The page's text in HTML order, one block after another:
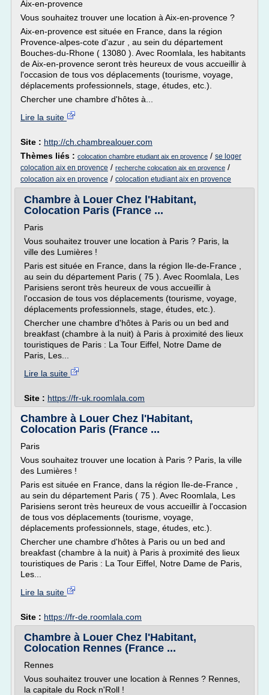
Aix-en-provence
Vous souhaitez trouver une location à Aix-en-provence ?
Aix-en-provence est située en France, dans la région
Provence-alpes-cote d'azur , au sein du département
Bouches-du-Rhone ( 13080 ). Avec Roomlala, les habitants
de Aix-en-provence seront très heureux de vous accueillir à
l'occasion de tous vos déplacements (tourisme, voyage,
déplacements professionnels, stage, études, etc.).
Chercher une chambre d'hôtes à...
Lire la suite
Site : http://ch.chambrealouer.com
Thèmes liés : colocation chambre etudiant aix en provence / se loger
colocation aix en provence / recherche colocation aix en provence /
colocation aix en provence / colocation etudiant aix en provence
Chambre à Louer Chez l'Habitant,
Colocation Paris (France ...
Paris
Vous souhaitez trouver une location à Paris ? Paris, la
ville des Lumières !
Paris est située en France, dans la région Ile-de-France ,
au sein du département Paris ( 75 ). Avec Roomlala, Les
Parisiens seront très heureux de vous accueillir à
l'occasion de tous vos déplacements (tourisme, voyage,
déplacements professionnels, stage, études, etc.).
Chercher une chambre d'hôtes à Paris ou un bed and
breakfast (chambre à la nuit) à Paris à proximité des lieux
touristiques de Paris : La Tour Eiffel, Notre Dame de
Paris, Les...
Lire la suite
Site : https://fr-uk.roomlala.com
Chambre à Louer Chez l'Habitant,
Colocation Paris (France ...
Paris
Vous souhaitez trouver une location à Paris ? Paris, la ville
des Lumières !
Paris est située en France, dans la région Ile-de-France ,
au sein du département Paris ( 75 ). Avec Roomlala, Les
Parisiens seront très heureux de vous accueillir à l'occasion
de tous vos déplacements (tourisme, voyage,
déplacements professionnels, stage, études, etc.).
Chercher une chambre d'hôtes à Paris ou un bed and
breakfast (chambre à la nuit) à Paris à proximité des lieux
touristiques de Paris : La Tour Eiffel, Notre Dame de Paris,
Les...
Lire la suite
Site : https://fr-de.roomlala.com
Chambre à Louer Chez l'Habitant,
Colocation Rennes (France ...
Rennes
Vous souhaitez trouver une location à Rennes ? Rennes,
la capitale du Rock n'Roll !